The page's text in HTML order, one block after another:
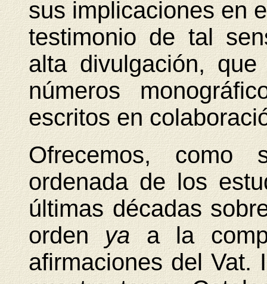
sus implicaciones en
testimonio de tal
alta divulgación,
números
escritos en
Ofrecemos, como
ordenada de los
últimas décadas
ordenyaa la
afirmaciones del Vat.